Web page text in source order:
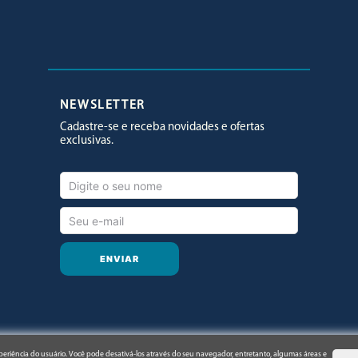
NEWSLETTER
Cadastre-se e receba novidades e ofertas
exclusivas.
ENVIAR
do usuário. Você pode desativá-los através do seu navegador, entretanto, algumas áreas e